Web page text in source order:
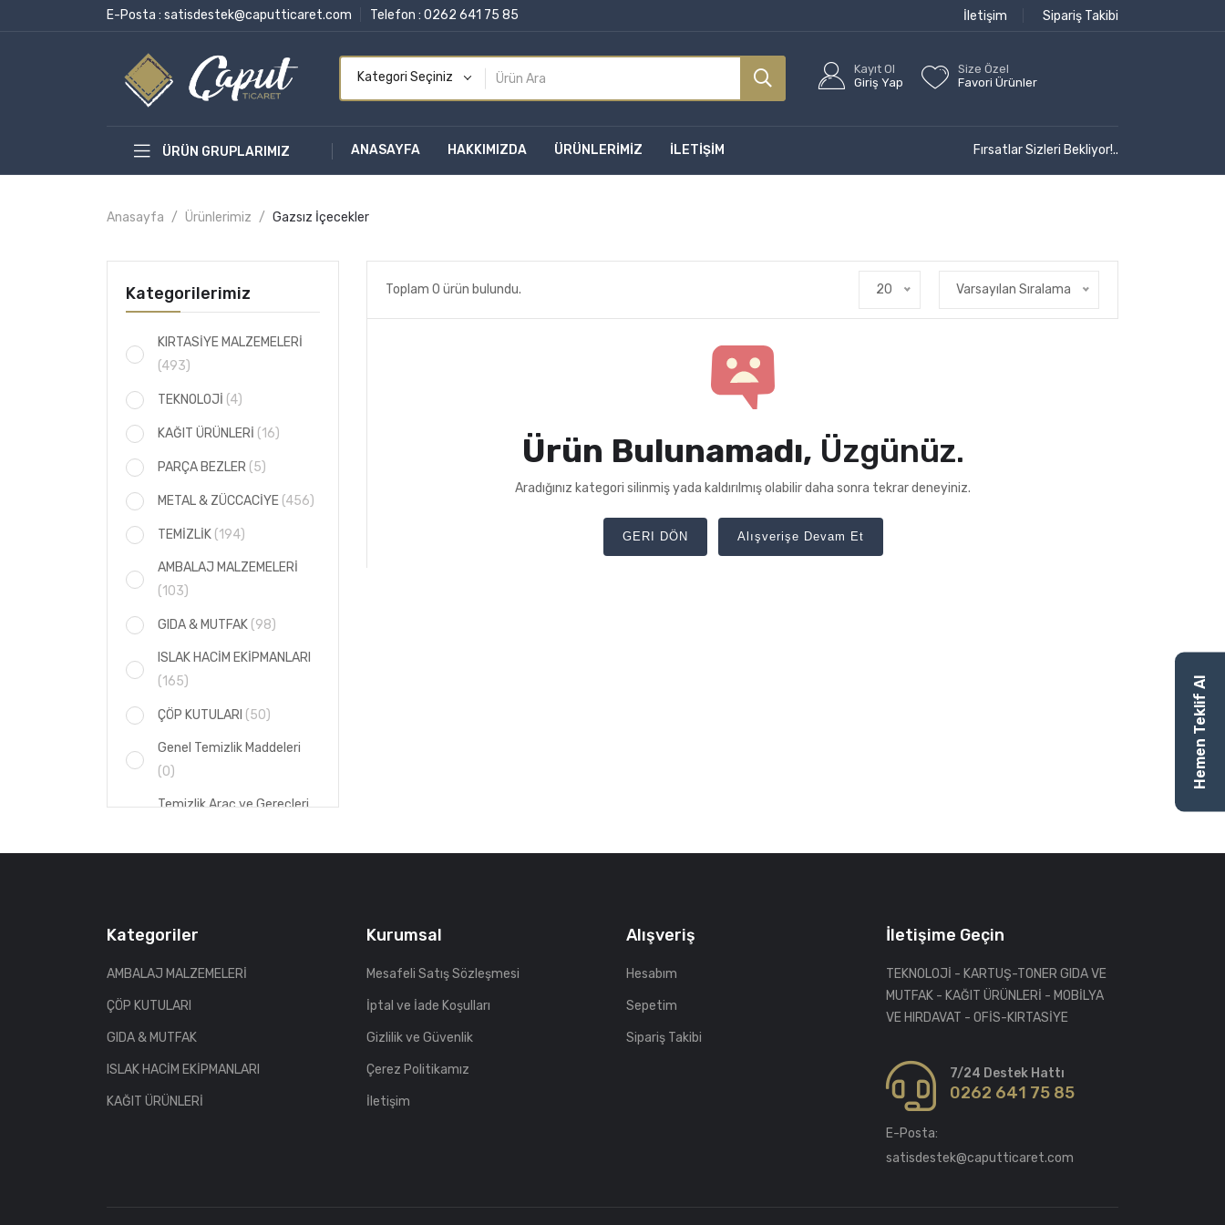
E-Posta : satisdestek@caputticaret.com Telefon : 0262 641 75 85 İletişim Sipariş Takibi
Kategori Seçiniz
Kayıt Ol
Giriş Yap
Size Özel
Favori Ürünler
ÜRÜN GRUPLARIMIZ ANASAYFA HAKKIMIZDA ÜRÜNLERİMİZ İLETİŞİM Fırsatlar Sizleri Bekliyor!..
Anasayfa Ürünlerimiz Gazsız İçecekler
Kategorilerimiz
KIRTASİYE MALZEMELERİ
(493)
TEKNOLOJİ (4)
KAĞIT ÜRÜNLERİ (16)
PARÇA BEZLER (5)
METAL & ZÜCCACİYE (456)
TEMİZLİK (194)
AMBALAJ MALZEMELERİ
(103)
GIDA & MUTFAK (98)
ISLAK HACİM EKİPMANLARI
(165)
ÇÖP KUTULARI (50)
Genel Temizlik Maddeleri
(0)
Temizlik Araç ve Gereçleri
Genel Temizlik Ürünleri
Ambalaj Ürünleri
Dosyalama ve Arşivleme
Toplam 0 ürün bulundu. 20 Varsayılan Sıralama
Ürün Bulunamadı, Üzgünüz.
Aradığınız kategori silinmiş yada kaldırılmış olabilir daha sonra tekrar deneyiniz.
GERI DÖN Alışverişe Devam Et
Kategoriler
AMBALAJ MALZEMELERİ
ÇÖP KUTULARI
GIDA & MUTFAK
ISLAK HACİM EKİPMANLARI
KAĞIT ÜRÜNLERİ
Kurumsal
Mesafeli Satış Sözleşmesi
İptal ve İade Koşulları
Gizlilik ve Güvenlik
Çerez Politikamız
İletişim
Alışveriş
Hesabım
Sepetim
Sipariş Takibi
İletişime Geçin
TEKNOLOJİ - KARTUŞ-TONER GIDA VE
MUTFAK - KAĞIT ÜRÜNLERİ - MOBİLYA
VE HIRDAVAT - OFİS-KIRTASİYE
7/24 Destek Hattı
0262 641 75 85
E-Posta:
satisdestek@caputticaret.com
Hemen Teklif Al